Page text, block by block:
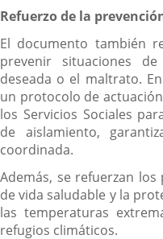
Refuerzo de la
El documento también
prevenir situaciones
deseada o el maltrato.
un protocolo de
los Servicios Sociales
de aislamiento,
coordinada.
Además, se refuerzan
de vida saludable y la
las temperaturas
refugios climáticos.